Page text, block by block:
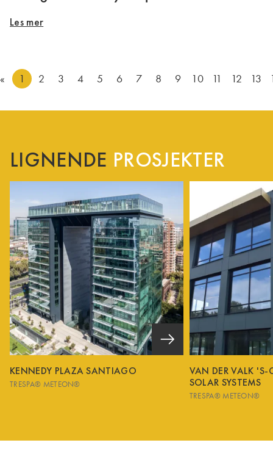
Les mer
« 1 2 3 4 5 6 7 8 9 10 11 12 13
LIGNENDE PROSJEKTER
KENNEDY PLAZA SANTIAGO
TRESPA® METEON®
VAN DER VALK 'S-
SOLAR SYSTEMS
TRESPA® METEON®